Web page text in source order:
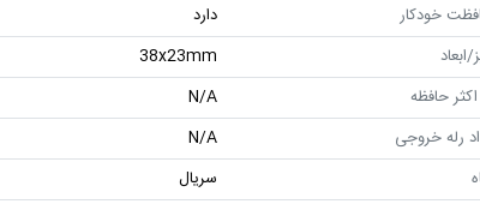
خودکار
دارد
ابعاد
38x23mm
حافظه
N/A
رله خروجی
N/A
سریال